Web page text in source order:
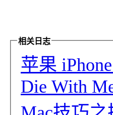
相关日志
苹果
Die With